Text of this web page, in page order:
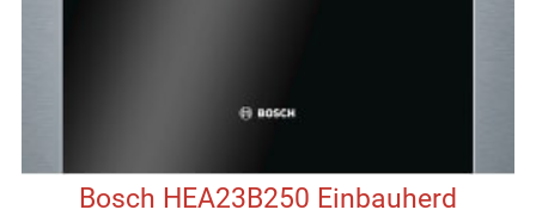
Bosch HEA23B250 Einbauherd